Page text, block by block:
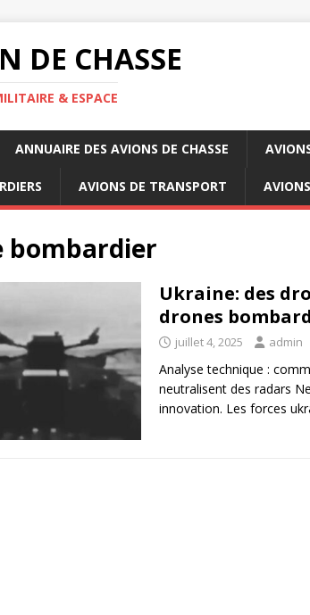
DE CHASSE
& ESPACE
ANNUAIRE DES AVIONS DE CHASSE
AVIONS DE TRANSPORT
bombardier
Ukraine: des
drones
juillet 4, 2025 admin
Analyse technique :
neutralisent des radars
innovation. Les forces